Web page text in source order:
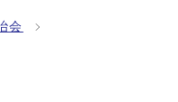
会